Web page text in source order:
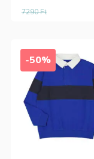
7290Ft
-50%